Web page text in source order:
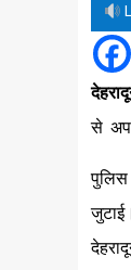
से